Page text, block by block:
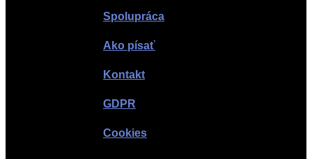
Spolupráca
Ako písať
Kontakt
GDPR
Cookies